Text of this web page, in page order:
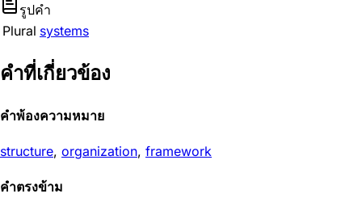
รูปคำ
Plural systems
คำที่เกี่ยวข้อง
คำพ้องความหมาย
structure, organization, framework
คำตรงข้าม